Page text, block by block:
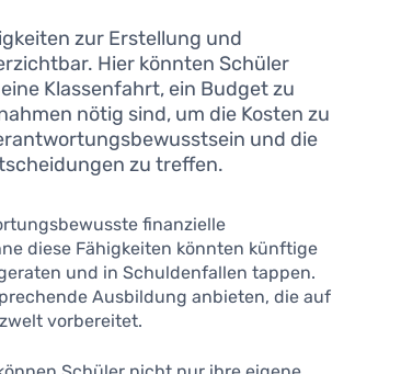
zur Erstellung und
Hier könnten Schüler
Klassenfahrt, ein Budget zu
nötig sind, um die Kosten zu
und die
zu treffen.
finanzielle
diese Fähigkeiten könnten künftige
und in Schuldenfallen tappen.
Ausbildung anbieten, die auf
vorbereitet.